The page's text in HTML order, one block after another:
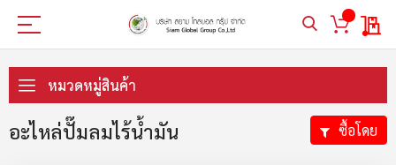
My
ไป
ที่
หมวดหมู่สินค้า
อะไหล่ปั๊มลมไร้น้ำมัน ซื้อโดย